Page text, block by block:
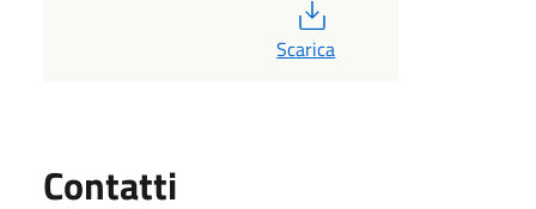
Scarica
Contatti